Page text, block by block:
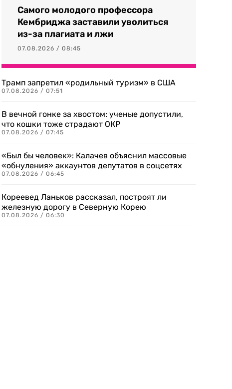
Самого молодого профессора
Кембриджа заставили уволиться
из-за плагиата и лжи
07.08.2026 / 08:45
Трамп запретил «родильный туризм» в США
07.08.2026 / 07:51
В вечной гонке за хвостом: ученые допустили,
что кошки тоже страдают ОКР
07.08.2026 / 07:45
«Был бы человек»: Калачев объяснил массовые
«обнуления» аккаунтов депутатов в соцсетях
07.08.2026 / 06:45
Кореевед Ланьков рассказал, построят ли
железную дорогу в Северную Корею
07.08.2026 / 06:30